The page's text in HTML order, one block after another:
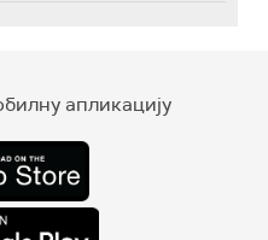
апликацију